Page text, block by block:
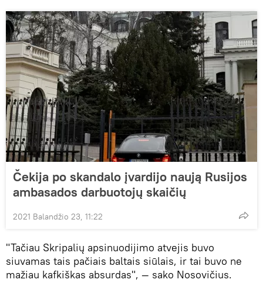
Čekija po skandalo įvardijo naują Rusijos
ambasados darbuotojų skaičių
2021 Balandžio 23, 11:22
"Tačiau Skripalių apsinuodijimo atvejis buvo
siuvamas tais pačiais baltais siūlais, ir tai buvo ne
mažiau kafkiškas absurdas", — sako Nosovičius.